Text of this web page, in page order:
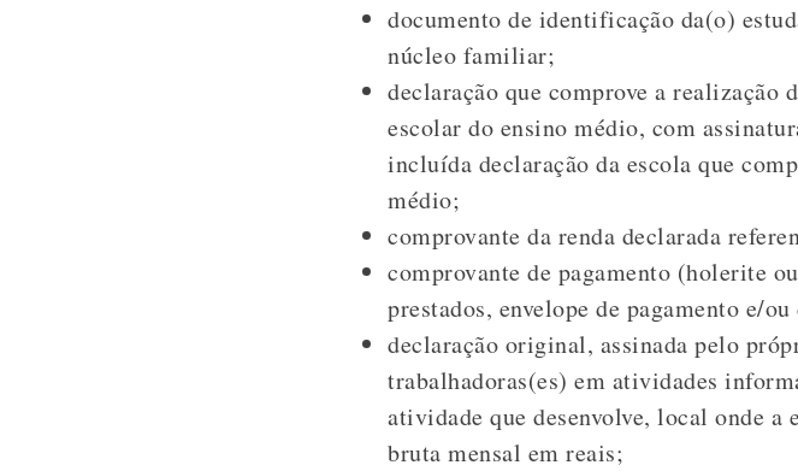
documento de identificação da(o)
núcleo familiar;
declaração que comprove a
escolar do ensino médio, com
incluída declaração da escola que
médio;
comprovante da renda declarada
comprovante de pagamento (holerite
prestados, envelope de pagamento e/
declaração original, assinada pelo
trabalhadoras(es) em atividades
atividade que desenvolve, local onde a
bruta mensal em reais;